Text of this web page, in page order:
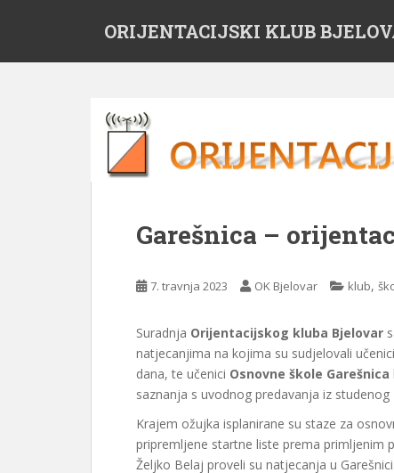
ORIJENTACIJSKI KLUB
Garešnica –
7. travnja 2023 OK Bjelovar klub,
Suradnja Orijentacijskog kluba Bjelovar
natjecanjima na kojima su sudjelovali učenici
dana, te učenici Osnovne škole Garešnica
saznanja s uvodnog predavanja iz studenog
Krajem ožujka isplanirane su staze za
pripremljene startne liste prema primljenim
Željko Belaj proveli su natjecanja u Garešnici.